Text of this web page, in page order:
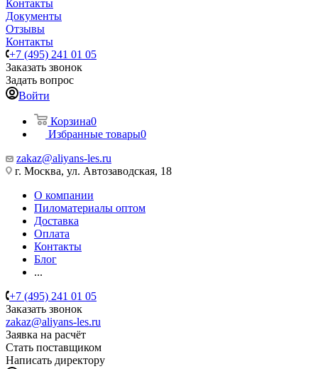
Контакты
Документы
Отзывы
Контакты
+7 (495) 241 01 05
Заказать звонок
Задать вопрос
Войти
Корзина0
Избранные товары0
zakaz@aliyans-les.ru
г. Москва, ул. Автозаводская, 18
О компании
Пиломатериалы оптом
Доставка
Оплата
Контакты
Блог
...
+7 (495) 241 01 05
Заказать звонок
zakaz@aliyans-les.ru
Заявка на расчёт
Стать поставщиком
Написать директору